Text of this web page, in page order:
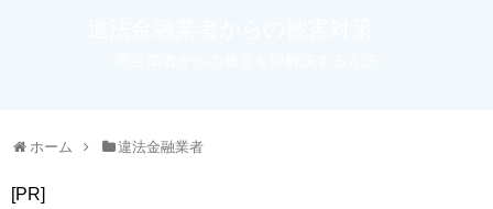
ホーム 違法金融業者
[PR]